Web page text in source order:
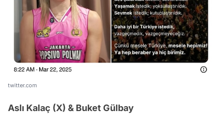
twitter.com
Aslı Kalaç (X) & Buket Gülbay